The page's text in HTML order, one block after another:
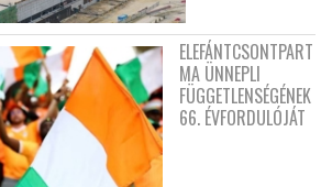
ELEFÁNTCSONTPART
MA ÜNNEPLI
FÜGGETLENSÉGÉNEK
66. ÉVFORDULÓJÁT